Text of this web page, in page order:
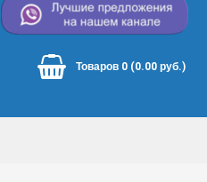
Товаров 0 (0.00 руб.)